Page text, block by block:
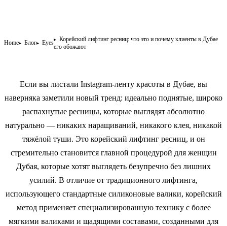
Home Блог Eyes
Корейский лифтинг ресниц: что это и почему клиенты в Дубае
его обожают
Если вы листали Instagram-ленту красоты в Дубае, вы
наверняка заметили новый тренд: идеально поднятые, широко
распахнутые ресницы, которые выглядят абсолютно
натурально — никаких наращиваний, никакого клея, никакой
тяжёлой туши. Это корейский лифтинг ресниц, и он
стремительно становится главной процедурой для женщин
Дубая, которые хотят выглядеть безупречно без лишних
усилий. В отличие от традиционного лифтинга,
использующего стандартные силиконовые валики, корейский
метод применяет специализированную технику с более
мягкими валиками и щадящими составами, созданными для